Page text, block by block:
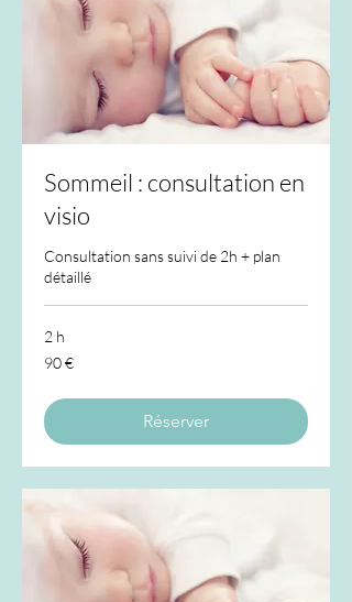
Sommeil : consultation en
visio
Consultation sans suivi de 2h + plan
détaillé
2 h
90
euros
90 €
Réserver